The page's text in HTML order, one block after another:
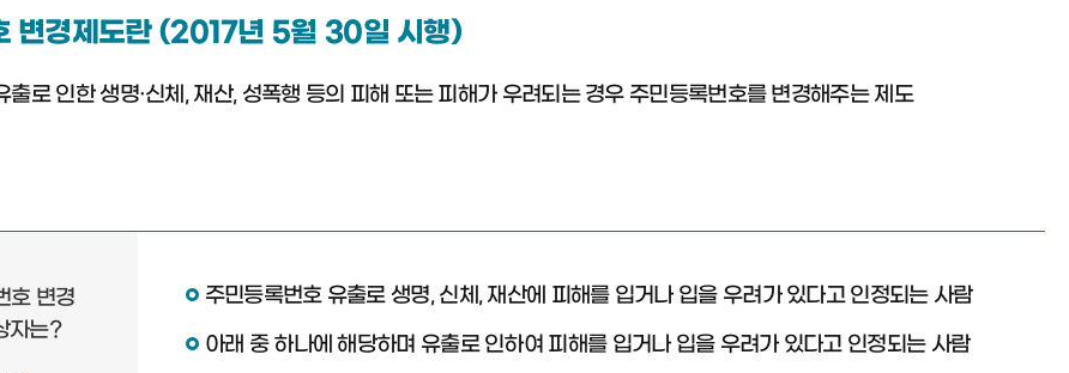
변경제도란 (2017년 5월 30일 시행)
출로 인한 생명·신체, 재산, 성폭행 등의 피해 또는 피해가 우려되는 경우 주민등록번호를 변경해주는 제도
호 변경
자는?
주민등록번호 유출로 생명, 신체, 재산에 피해를 입거나 입을 우려가 있다고 인정되는 사람
아래 중 하나에 해당하며 유출로 인하여 피해를 입거나 입을 우려가 있다고 인정되는 사람